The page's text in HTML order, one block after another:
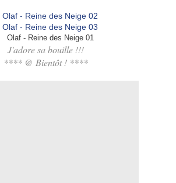
J'adore sa bouille !!!
**** @ Bientôt ! ****